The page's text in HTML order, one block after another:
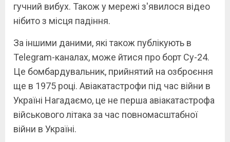
гучний вибух. Також у мережі з'явилося відео
нібито з місця падіння.
За іншими даними, які також публікують в
Telegram-каналах, може йтися про борт Су-24.
Це бомбардувальник, прийнятий на озброєння
ще в 1975 році. Авіакатастрофи під час війни в
Україні Нагадаємо, це не перша авіакатастрофа
військового літака за час повномасштабної
війни в Україні.